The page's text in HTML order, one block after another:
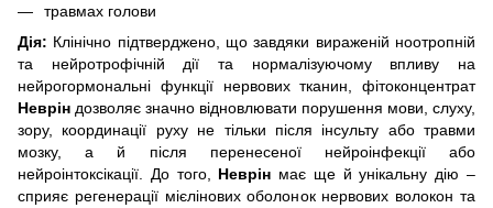
травмах голови
Дія: Клінічно підтверджено, що завдяки вираженій ноотропній
та нейротрофічній дії та нормалізуючому впливу на
нейрогормональні функції нервових тканин, фітоконцентрат
Неврін дозволяє значно відновлювати порушення мови, слуху,
зору, координації руху не тільки після інсульту або травми
мозку, а й після перенесеної нейроінфекції або
нейроінтоксікації. До того, Неврін має ще й унікальну дію –
сприяє регенерації мієлінових оболонок нервових волокон та